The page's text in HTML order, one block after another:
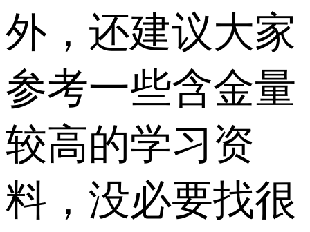
外，还建议大家
参考一些含金量
较高的学习资
料，没必要找很